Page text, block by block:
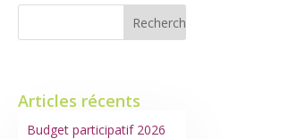
Articles récents
Budget participatif 2026